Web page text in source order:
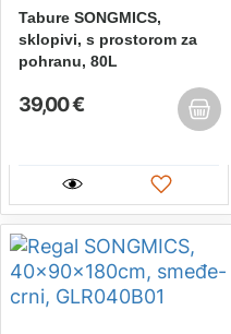
Tabure SONGMICS,
sklopivi, s prostorom za
pohranu, 80L
39,00 €